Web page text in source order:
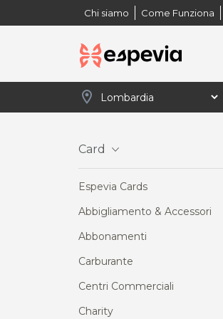
Chi siamo Come Funziona
location_on
Card
Espevia Cards
Abbigliamento & Accessori
Abbonamenti
Carburante
Centri Commerciali
Charity